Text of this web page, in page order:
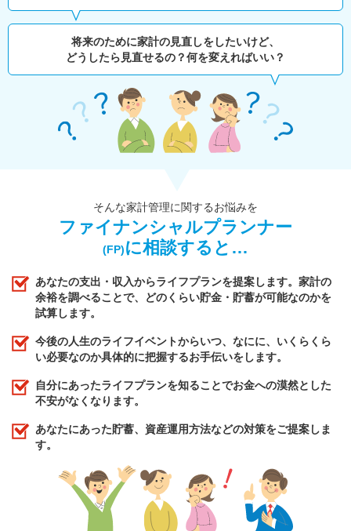
将来のために家計の見直しをしたいけど、
どうしたら見直せるの？何を変えればいい？
そんな家計管理に関するお悩みを
ファイナンシャルプランナー
(FP)に相談すると…
あなたの支出・収入からライフプランを提案します。家計の
余裕を調べることで、どのくらい貯金・貯蓄が可能なのかを
試算します。
今後の人生のライフイベントからいつ、なにに、いくらくら
い必要なのか具体的に把握するお手伝いをします。
自分にあったライフプランを知ることでお金への漠然とした
不安がなくなります。
あなたにあった貯蓄、資産運用方法などの対策をご提案しま
す。